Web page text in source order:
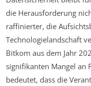
die Herausforderung
raffinierter, die
Technologielandschaft
Bitkom aus dem Jahr
signifikanten Mangel an
bedeutet, dass die